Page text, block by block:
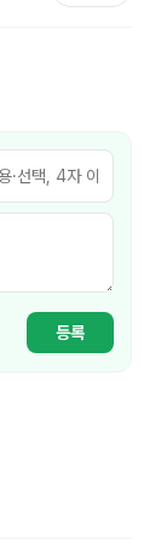
등록